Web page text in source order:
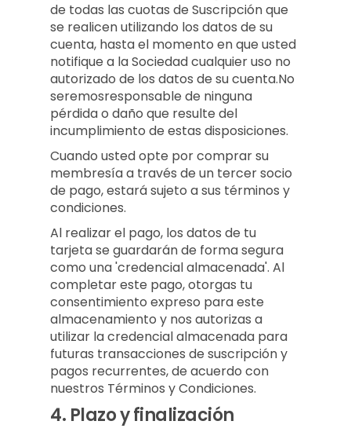
de todas las cuotas de Suscripción que
se realicen utilizando los datos de su
cuenta, hasta el momento en que usted
notifique a la Sociedad cualquier uso no
autorizado de los datos de su cuenta.No
seremosresponsable de ninguna
pérdida o daño que resulte del
incumplimiento de estas disposiciones.
Cuando usted opte por comprar su
membresía a través de un tercer socio
de pago, estará sujeto a sus términos y
condiciones.
Al realizar el pago, los datos de tu
tarjeta se guardarán de forma segura
como una 'credencial almacenada'. Al
completar este pago, otorgas tu
consentimiento expreso para este
almacenamiento y nos autorizas a
utilizar la credencial almacenada para
futuras transacciones de suscripción y
pagos recurrentes, de acuerdo con
nuestros Términos y Condiciones.
4. Plazo y finalización